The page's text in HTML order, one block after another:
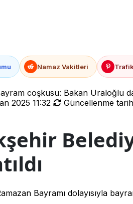
Namaz Vakitleri
coşkusu: Bakan Uraloğlu da
2025 11:32 Güncellenme
Bayramı dolayısıyla